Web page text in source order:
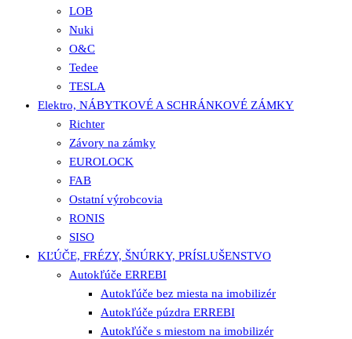
LOB
Nuki
O&C
Tedee
TESLA
Elektro, NÁBYTKOVÉ A SCHRÁNKOVÉ ZÁMKY
Richter
Závory na zámky
EUROLOCK
FAB
Ostatní výrobcovia
RONIS
SISO
KĽÚČE, FRÉZY, ŠNÚRKY, PRÍSLUŠENSTVO
Autokľúče ERREBI
Autokľúče bez miesta na imobilizér
Autokľúče púzdra ERREBI
Autokľúče s miestom na imobilizér